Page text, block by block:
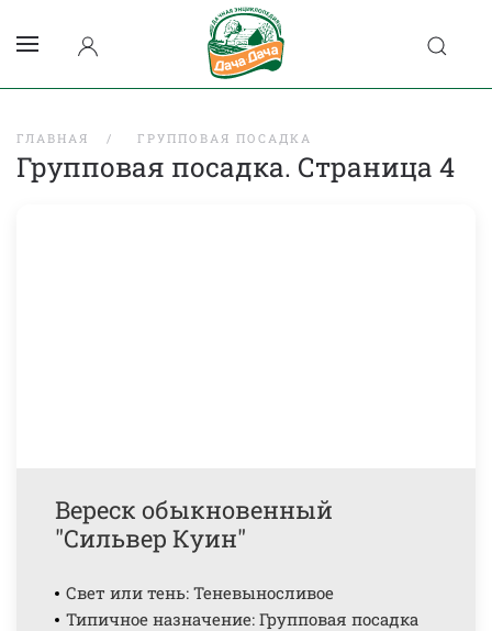
ГЛАВНАЯ ГРУППОВАЯ ПОСАДКА
Групповая посадка. Страница 4
Вереск обыкновенный
"Сильвер Куин"
Свет или тень: Теневыносливое
Типичное назначение: Групповая посадка